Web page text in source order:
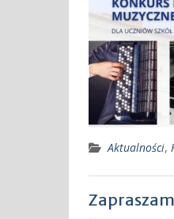
Aktualności,